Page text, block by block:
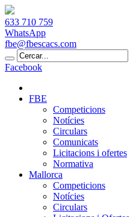
633 710 759
WhatsApp
fbe@fbescacs.com
Facebook
FBE
Competicions
Notícies
Circulars
Comunicats
Licitacions i ofertes
Normativa
Mallorca
Competicions
Notícies
Circulars